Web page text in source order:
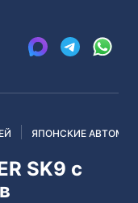
ЯПОНСКИЕ
SK9 с